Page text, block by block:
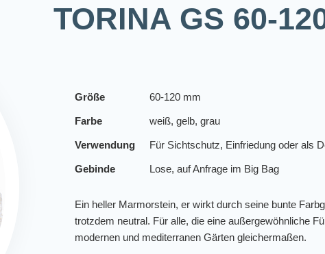
TORINA GS 60-
Größe 60-120 mm
Farbe weiß, gelb, grau
Verwendung Für Sichtschutz, Einfriedung oder als
Gebinde Lose, auf Anfrage im Big Bag
Ein heller Marmorstein, er wirkt durch seine bunte
trotzdem neutral. Für alle, die eine außergewöhnliche
modernen und mediterranen Gärten gleichermaßen.